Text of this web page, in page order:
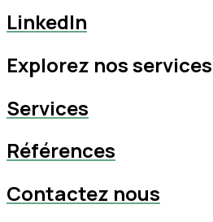
LinkedIn
Explorez nos services
Services
Références
Contactez nous